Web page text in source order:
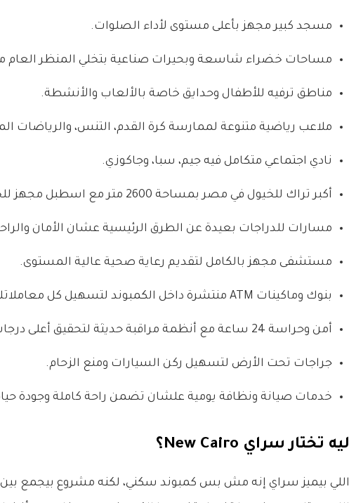
مسجد كبير مجهز بأعلى مستوى لأداء الصلوات.
مساحات خضراء شاسعة وبحيرات صناعية بتخلي المنظر العام
مناطق ترفيه للأطفال وحدايق خاصة بالألعاب والأنشطة.
ملاعب رياضية متنوعة لممارسة كرة القدم، التنس، والرياضات
نادي اجتماعي متكامل فيه جيم، سبا، وجاكوزي.
أكبر تراك للخيول في مصر بمساحة 2600 متر مع اسطبل مجهز للخيول.
مسارات للدراجات بعيدة عن الطرق الرئيسية عشان الأمان
مستشفى مجهز بالكامل لتقديم رعاية صحية عالية المستوى.
بنوك وماكينات ATM منتشرة داخل الكمبوند لتسهيل كل معاملاتك المالية.
أمن وحراسة 24 ساعة مع أنظمة مراقبة حديثة لتحقيق أعلى درجات الأمان.
جراجات تحت الأرض لتسهيل ركن السيارات ومنع الزحام.
خدمات صيانة ونظافة يومية علشان تضمن راحة كاملة وجودة
ليه تختار سراي New Cairo؟
اللي بيميز سراي إنه مش بس كمبوند سكني، لكنه مشروع بيجمع بين